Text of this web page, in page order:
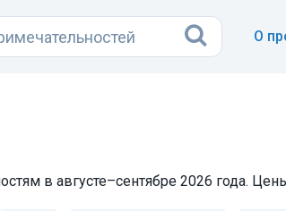
О
в августе–сентябре 2026 года.